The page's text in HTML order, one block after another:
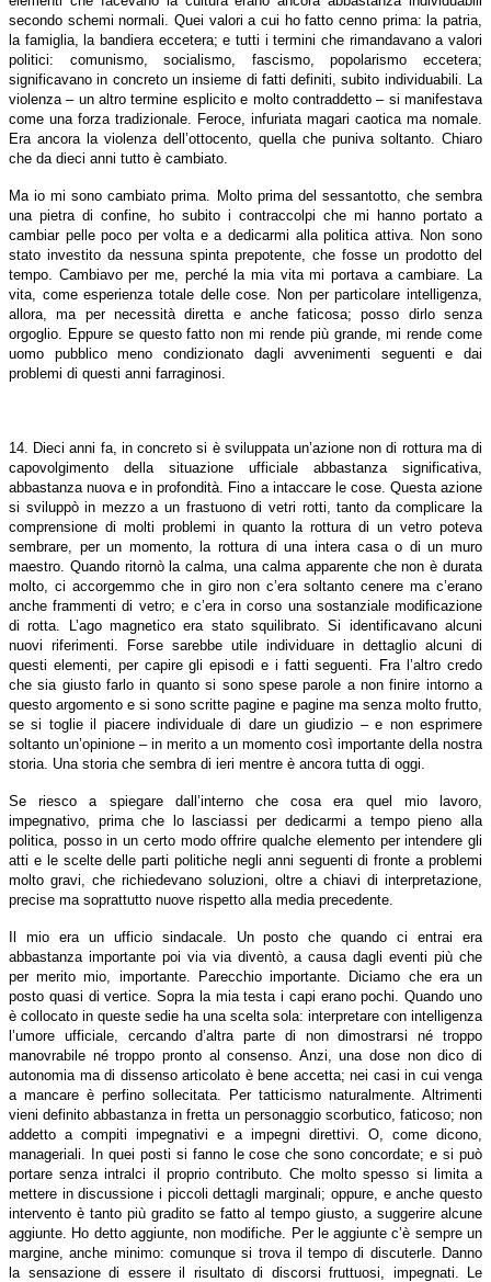
secondo schemi normali. Quei valori a cui ho fatto cenno prima: la patria,
la famiglia, la bandiera eccetera; e tutti i termini che rimandavano a valori
politici: comunismo, socialismo, fascismo, popolarismo eccetera;
significavano in concreto un insieme di fatti definiti, subito individuabili. La
violenza – un altro termine esplicito e molto contraddetto – si manifestava
come una forza tradizionale. Feroce, infuriata magari caotica ma nomale.
Era ancora la violenza dell’ottocento, quella che puniva soltanto. Chiaro
che da dieci anni tutto è cambiato.
Ma io mi sono cambiato prima. Molto prima del sessantotto, che sembra
una pietra di confine, ho subito i contraccolpi che mi hanno portato a
cambiar pelle poco per volta e a dedicarmi alla politica attiva. Non sono
stato investito da nessuna spinta prepotente, che fosse un prodotto del
tempo. Cambiavo per me, perché la mia vita mi portava a cambiare. La
vita, come esperienza totale delle cose. Non per particolare intelligenza,
allora, ma per necessità diretta e anche faticosa; posso dirlo senza
orgoglio. Eppure se questo fatto non mi rende più grande, mi rende come
uomo pubblico meno condizionato dagli avvenimenti seguenti e dai
problemi di questi anni farraginosi.
14. Dieci anni fa, in concreto si è sviluppata un’azione non di rottura ma di
capovolgimento della situazione ufficiale abbastanza significativa,
abbastanza nuova e in profondità. Fino a intaccare le cose. Questa azione
si sviluppò in mezzo a un frastuono di vetri rotti, tanto da complicare la
comprensione di molti problemi in quanto la rottura di un vetro poteva
sembrare, per un momento, la rottura di una intera casa o di un muro
maestro. Quando ritornò la calma, una calma apparente che non è durata
molto, ci accorgemmo che in giro non c’era soltanto cenere ma c’erano
anche frammenti di vetro; e c’era in corso una sostanziale modificazione
di rotta. L’ago magnetico era stato squilibrato. Si identificavano alcuni
nuovi riferimenti. Forse sarebbe utile individuare in dettaglio alcuni di
questi elementi, per capire gli episodi e i fatti seguenti. Fra l’altro credo
che sia giusto farlo in quanto si sono spese parole a non finire intorno a
questo argomento e si sono scritte pagine e pagine ma senza molto frutto,
se si toglie il piacere individuale di dare un giudizio – e non esprimere
soltanto un’opinione – in merito a un momento così importante della nostra
storia. Una storia che sembra di ieri mentre è ancora tutta di oggi.
Se riesco a spiegare dall’interno che cosa era quel mio lavoro,
impegnativo, prima che lo lasciassi per dedicarmi a tempo pieno alla
politica, posso in un certo modo offrire qualche elemento per intendere gli
atti e le scelte delle parti politiche negli anni seguenti di fronte a problemi
molto gravi, che richiedevano soluzioni, oltre a chiavi di interpretazione,
precise ma soprattutto nuove rispetto alla media precedente.
Il mio era un ufficio sindacale. Un posto che quando ci entrai era
abbastanza importante poi via via diventò, a causa dagli eventi più che
per merito mio, importante. Parecchio importante. Diciamo che era un
posto quasi di vertice. Sopra la mia testa i capi erano pochi. Quando uno
è collocato in queste sedie ha una scelta sola: interpretare con intelligenza
l’umore ufficiale, cercando d’altra parte di non dimostrarsi né troppo
manovrabile né troppo pronto al consenso. Anzi, una dose non dico di
autonomia ma di dissenso articolato è bene accetta; nei casi in cui venga
a mancare è perfino sollecitata. Per tatticismo naturalmente. Altrimenti
vieni definito abbastanza in fretta un personaggio scorbutico, faticoso; non
addetto a compiti impegnativi e a impegni direttivi. O, come dicono,
manageriali. In quei posti si fanno le cose che sono concordate; e si può
portare senza intralci il proprio contributo. Che molto spesso si limita a
mettere in discussione i piccoli dettagli marginali; oppure, e anche questo
intervento è tanto più gradito se fatto al tempo giusto, a suggerire alcune
aggiunte. Ho detto aggiunte, non modifiche. Per le aggiunte c’è sempre un
margine, anche minimo: comunque si trova il tempo di discuterle. Danno
la sensazione di essere il risultato di discorsi fruttuosi, impegnati. Le